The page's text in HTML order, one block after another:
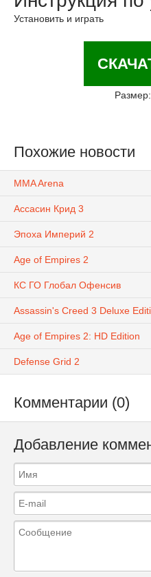
Установить и играть
Похожие новости
MMA Arena
Ассасин Крид 3
Эпоха Империй 2
Age of Empires 2
КС ГО Глобал Офенсив
Assassin's Creed 3 Deluxe
Age of Empires 2: HD Edition
Defense Grid 2
Комментарии (0)
Добавление